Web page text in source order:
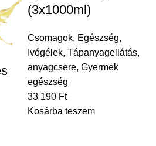
(3x1000ml)
Csomagok, Egészség,
Ivógélek, Tápanyagellátás,
anyagcsere, Gyermek
egészség
33 190 Ft
Kosárba teszem